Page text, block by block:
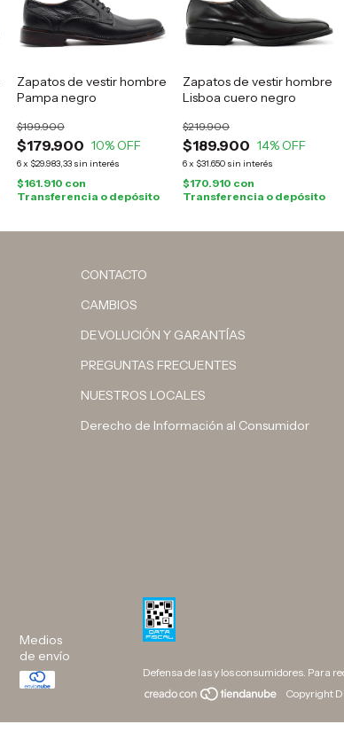
Zapatos de vestir hombre
Pampa negro
$179.900
$199.900
10% OFF
6x $29.983,33 sin interés
$161.910 con
Transferencia o depósito
Zapatos de vestir hombre
Lisboa cuero negro
$189.900
$219.900
14% OFF
6x $31.650 sin interés
$170.910 con
Transferencia o depósito
CONTACTO
CAMBIOS
DEVOLUCIÓN Y GARANTÍAS
PREGUNTAS FRECUENTES
NUESTROS LOCALES
Derecho de Información al Consumidor
Medios
de envío
Defensa de las y los consumidores. Para
Copyright